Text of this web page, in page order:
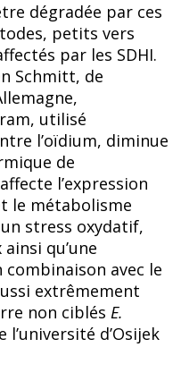
dégradée par ces
petits vers
par les SDHI.
Schmitt, de
utilisé
l’oïdium, diminue
de
l’expression
le métabolisme
stress oxydatif,
qu’une
combinaison avec le
extrêmement
non ciblés E.
l’université d’Osijek